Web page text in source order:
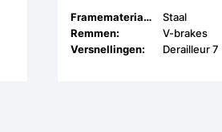
Framemateriaal:
Staal
Remmen:
V-brakes
Versnellingen:
Derailleur 7